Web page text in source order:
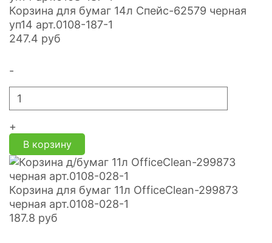
Корзина для бумаг 14л Спейс-62579 черная
уп14 арт.0108-187-1
247.4 руб
-
+
В корзину
Корзина для бумаг 11л OfficeClean-299873
черная арт.0108-028-1
187.8 руб